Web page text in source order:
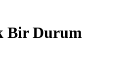
Bir Durum